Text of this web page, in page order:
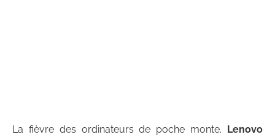
La fièvre des ordinateurs de poche monte. Lenovo